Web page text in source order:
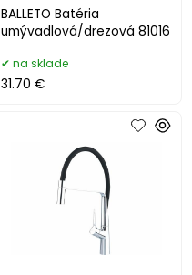
BALLETO Batéria
umývadlová/drezová 81016
na sklade
31.70 €